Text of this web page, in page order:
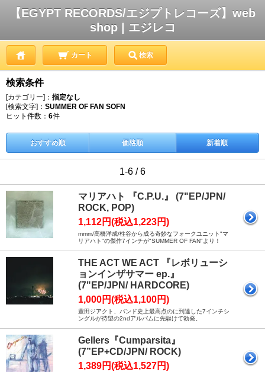
【EGYPT RECORDS/エジプトレコーズ】web
shop | エジレコ
カート 検索
検索条件
[カテゴリー]： 指定なし
[検索文字]： SUMMER OF FAN SOFN
ヒット件数： 6件
おすすめ順 価格順 新着順
1-6 / 6
マリアハト 『C.P.U.』 (7"EP/JPN/
ROCK, POP)
1,112円(税込1,223円)
mmm/高橋洋成/柱谷から成る奇妙なフォークユニット"マ
リアハト"の傑作7インチが"SUMMER OF FAN"より！
THE ACT WE ACT 『レボリューシ
ョンインザサマー ep.』
(7"EP/JPN/ HARDCORE)
1,000円(税込1,100円)
豊田ジアクト、バンド史上最高点のに到達した7インチシ
ングルが待望の2ndアルバムに先駆けて勃発。
Gellers『Cumparsita』
(7”EP+CD/JPN/ ROCK)
1,389円(税込1,527円)